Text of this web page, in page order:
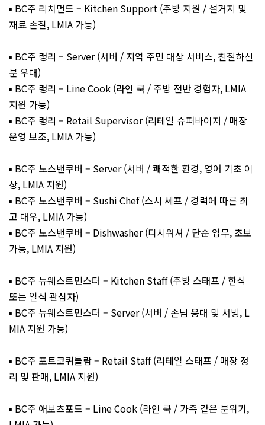
▪️ BC주 리치먼드 – Kitchen Support (주방 지원 / 설거지 및
재료 손질, LMIA 가능)
▪️ BC주 랭리 – Server (서버 / 지역 주민 대상 서비스, 친절하신
분 우대)
▪️ BC주 랭리 – Line Cook (라인 쿡 / 주방 전반 경험자, LMIA
지원 가능)
▪️ BC주 랭리 – Retail Supervisor (리테일 슈퍼바이저 / 매장
운영 보조, LMIA 가능)
▪️ BC주 노스밴쿠버 – Server (서버 / 쾌적한 환경, 영어 기초 이
상, LMIA 지원)
▪️ BC주 노스밴쿠버 – Sushi Chef (스시 셰프 / 경력에 따른 최
고 대우, LMIA 가능)
▪️ BC주 노스밴쿠버 – Dishwasher (디시워셔 / 단순 업무, 초보
가능, LMIA 지원)
▪️ BC주 뉴웨스트민스터 – Kitchen Staff (주방 스태프 / 한식
또는 일식 관심자)
▪️ BC주 뉴웨스트민스터 – Server (서버 / 손님 응대 및 서빙, L
MIA 지원 가능)
▪️ BC주 포트코퀴틀람 – Retail Staff (리테일 스태프 / 매장 정
리 및 판매, LMIA 지원)
▪️ BC주 애보츠포드 – Line Cook (라인 쿡 / 가족 같은 분위기,